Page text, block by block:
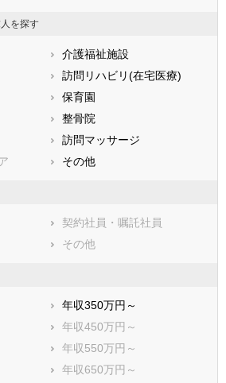
高知県
長崎県
を探す
介護福祉施設
訪問リハビリ(在宅医療)
保育園
整骨院
訪問マッサージ
その他
契約社員・嘱託社員
その他
年収350万円～
年収450万円～
年収550万円～
年収650万円～